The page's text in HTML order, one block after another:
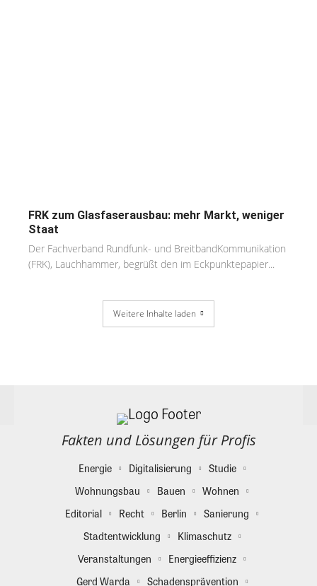
FRK zum Glasfaserausbau: mehr Markt, weniger
Staat
Der Fachverband Rundfunk- und BreitbandKommunikation
(FRK), Lauchhammer, begrüßt den im Eckpunktepapier...
Weitere Inhalte laden
Fakten und Lösungen für Profis
Energie Digitalisierung
Studie
Wohnungsbau
Bauen
Wohnen
Editorial
Recht Berlin
Sanierung
Stadtentwicklung
Klimaschutz
Veranstaltungen
Energieeffizienz
Gerd Warda
Schadensprävention